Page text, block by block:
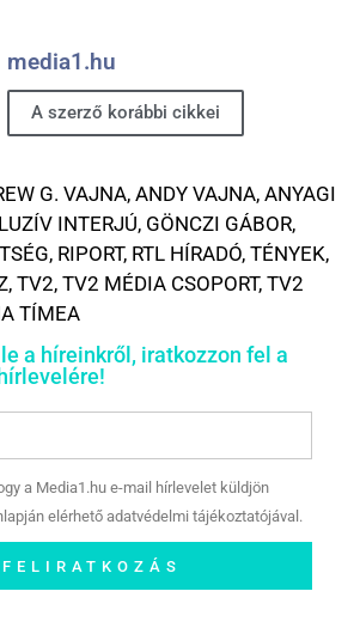
media1.hu
A szerző korábbi cikkei
G. VAJNA, ANDY VAJNA, ANYAGI
INTERJÚ, GÖNCZI GÁBOR,
, RIPORT, RTL HÍRADÓ, TÉNYEK,
, TV2, TV2 MÉDIA CSOPORT, TV2
TÍMEA
a híreinkről, iratkozzon fel a
a Media1.hu e-mail hírlevelet küldjön
elérhető adatvédelmi tájékoztatójával.
FELIRATKOZÁS